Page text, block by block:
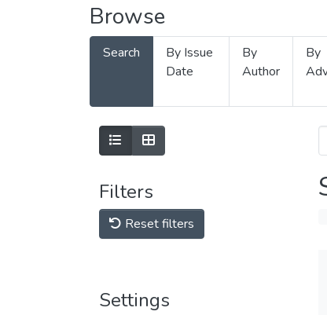
Browse
Search
By Issue
Date
By
Author
By
Filters
Reset filters
Settings